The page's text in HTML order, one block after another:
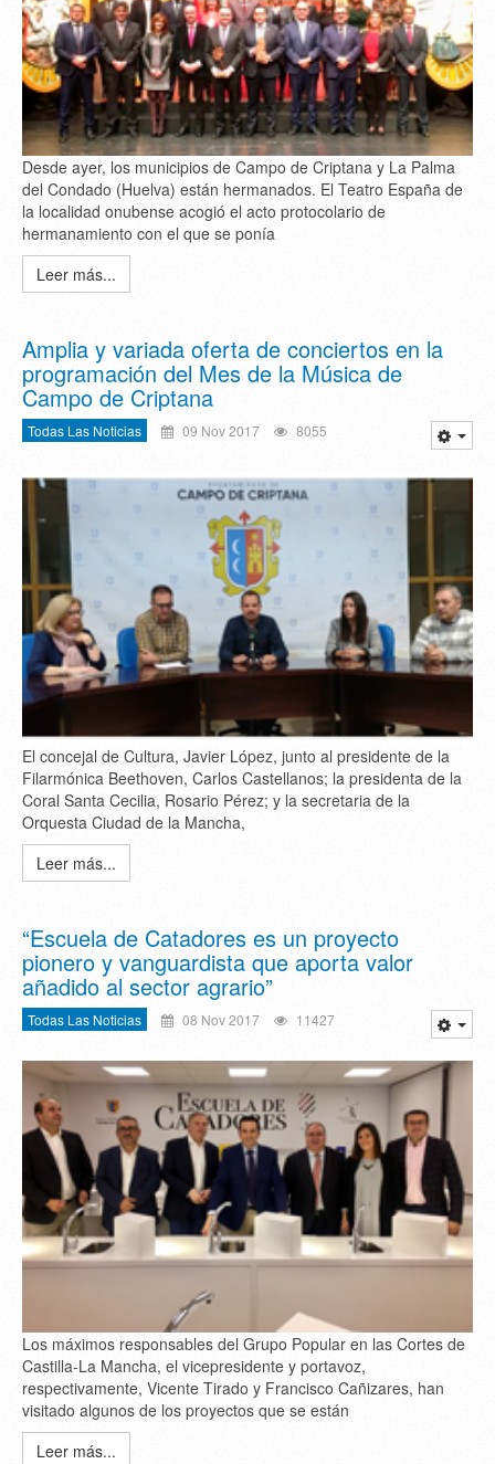
Desde ayer, los municipios de Campo de Criptana y La Palma
del Condado (Huelva) están hermanados. El Teatro España de
la localidad onubense acogió el acto protocolario de
hermanamiento con el que se ponía
Leer más...
Amplia y variada oferta de conciertos en la
programación del Mes de la Música de
Campo de Criptana
Todas Las Noticias 09 Nov 2017 8055
El concejal de Cultura, Javier López, junto al presidente de la
Filarmónica Beethoven, Carlos Castellanos; la presidenta de la
Coral Santa Cecilia, Rosario Pérez; y la secretaria de la
Orquesta Ciudad de la Mancha,
Leer más...
“Escuela de Catadores es un proyecto
pionero y vanguardista que aporta valor
añadido al sector agrario”
Todas Las Noticias 08 Nov 2017 11427
Los máximos responsables del Grupo Popular en las Cortes de
Castilla-La Mancha, el vicepresidente y portavoz,
respectivamente, Vicente Tirado y Francisco Cañizares, han
visitado algunos de los proyectos que se están
Leer más...